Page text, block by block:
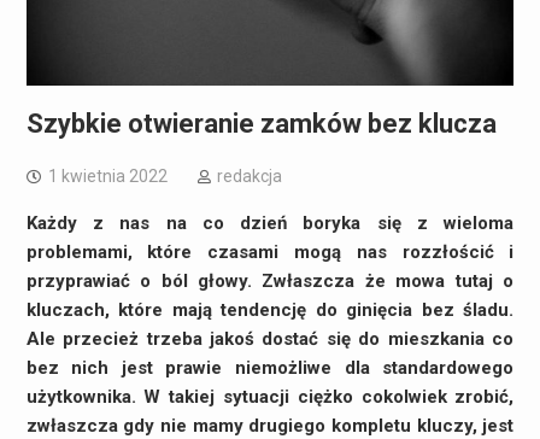
Szybkie otwieranie zamków bez klucza
1 kwietnia 2022 redakcja
Każdy z nas na co dzień boryka się z wieloma
problemami, które czasami mogą nas rozzłościć i
przyprawiać o ból głowy. Zwłaszcza że mowa tutaj o
kluczach, które mają tendencję do ginięcia bez śladu.
Ale przecież trzeba jakoś dostać się do mieszkania co
bez nich jest prawie niemożliwe dla standardowego
użytkownika. W takiej sytuacji ciężko cokolwiek zrobić,
zwłaszcza gdy nie mamy drugiego kompletu kluczy, jest